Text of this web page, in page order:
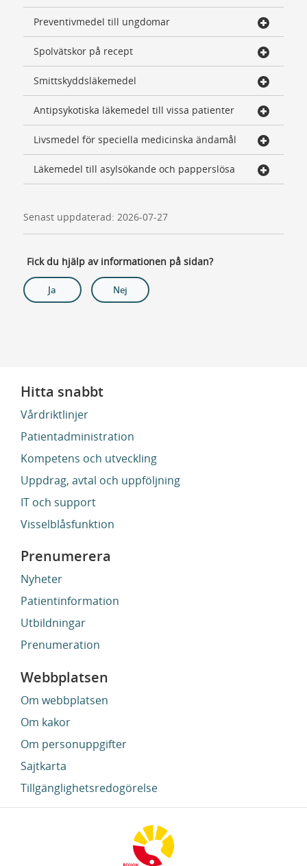
Preventivmedel till ungdomar
Spolvätskor på recept
Smittskyddsläkemedel
Antipsykotiska läkemedel till vissa patienter
Livsmedel för speciella medicinska ändamål
Läkemedel till asylsökande och papperslösa
Senast uppdaterad: 2026-07-27
Fick du hjälp av informationen på sidan?
Ja Nej
Hitta snabbt
Vårdriktlinjer
Patientadministration
Kompetens och utveckling
Uppdrag, avtal och uppföljning
IT och support
Visselblåsfunktion
Prenumerera
Nyheter
Patientinformation
Utbildningar
Prenumeration
Webbplatsen
Om webbplatsen
Om kakor
Om personuppgifter
Sajtkarta
Tillgänglighetsredogörelse